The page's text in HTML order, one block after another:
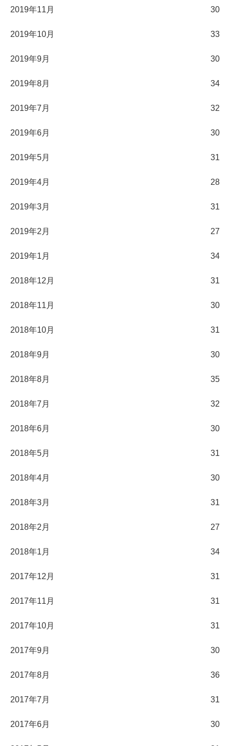
2019年11月 30
2019年10月 33
2019年9月 30
2019年8月 34
2019年7月 32
2019年6月 30
2019年5月 31
2019年4月 28
2019年3月 31
2019年2月 27
2019年1月 34
2018年12月 31
2018年11月 30
2018年10月 31
2018年9月 30
2018年8月 35
2018年7月 32
2018年6月 30
2018年5月 31
2018年4月 30
2018年3月 31
2018年2月 27
2018年1月 34
2017年12月 31
2017年11月 31
2017年10月 31
2017年9月 30
2017年8月 36
2017年7月 31
2017年6月 30